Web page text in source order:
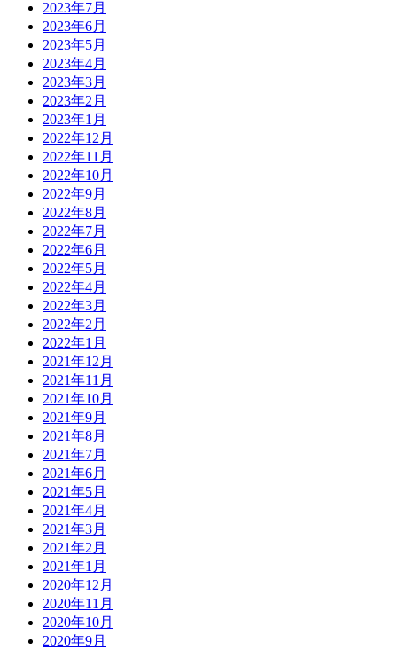
2023年7月
2023年6月
2023年5月
2023年4月
2023年3月
2023年2月
2023年1月
2022年12月
2022年11月
2022年10月
2022年9月
2022年8月
2022年7月
2022年6月
2022年5月
2022年4月
2022年3月
2022年2月
2022年1月
2021年12月
2021年11月
2021年10月
2021年9月
2021年8月
2021年7月
2021年6月
2021年5月
2021年4月
2021年3月
2021年2月
2021年1月
2020年12月
2020年11月
2020年10月
2020年9月